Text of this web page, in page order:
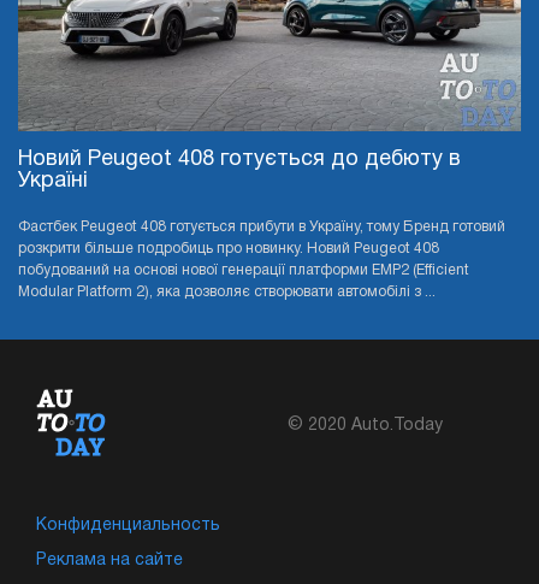
Новий Peugeot 408 готується до дебюту в
Україні
Фастбек Peugeot 408 готується прибути в Україну, тому Бренд готовий
розкрити більше подробиць про новинку. Новий Peugeot 408
побудований на основі нової генерації платформи EMP2 (Efficient
Modular Platform 2), яка дозволяє створювати автомобілі з ...
© 2020 Auto.Today
Конфиденциальность
Реклама на сайте